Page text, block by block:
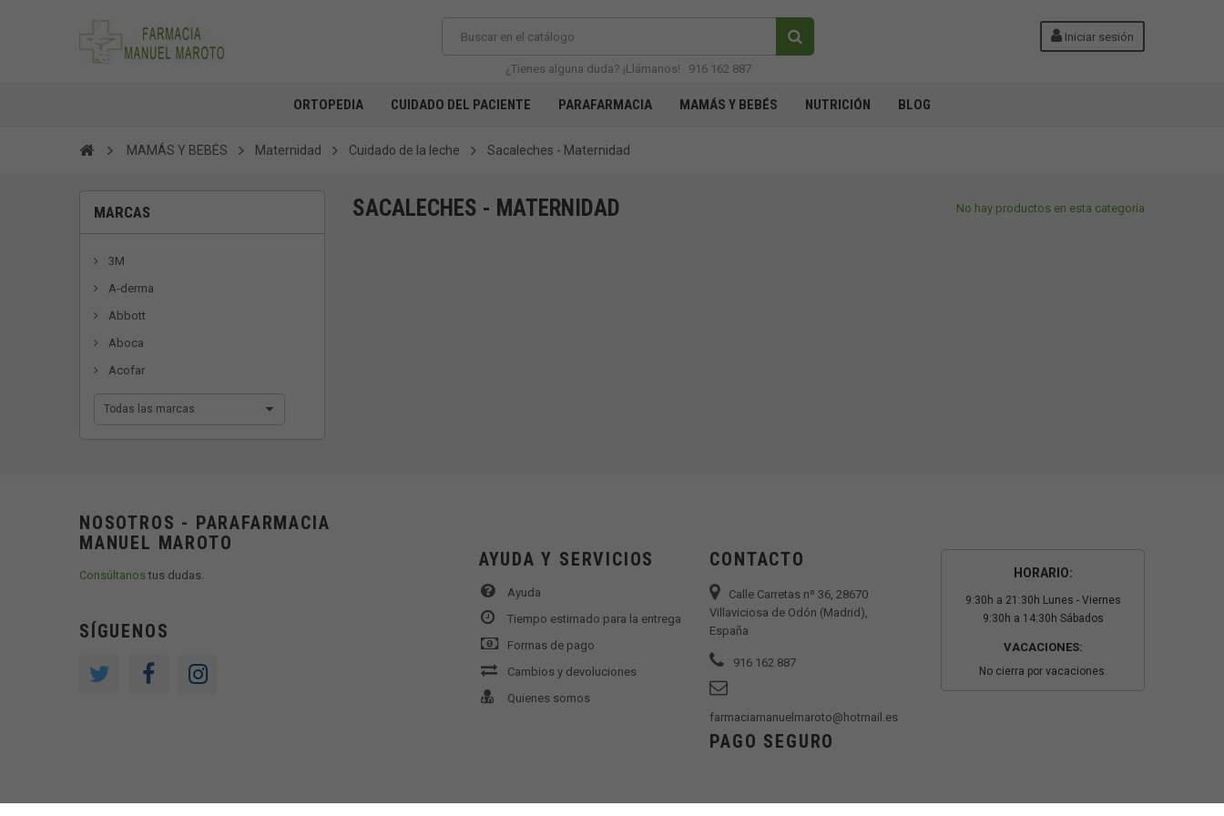
Iniciar sesión
¿Tienes alguna duda? ¡Llámanos! 916 162 887
ORTOPEDIA CUIDADO DEL PACIENTE PARAFARMACIA MAMÁS Y BEBÉS NUTRICIÓN BLOG
MAMÁS Y BEBÉS Maternidad Cuidado de la leche Sacaleches - Maternidad
MARCAS
3M
A-derma
Abbott
Aboca
Acofar
Todas las marcas
SACALECHES - MATERNIDAD No hay productos en esta categoría
NOSOTROS - PARAFARMACIA
MANUEL MAROTO
Consúltanostus dudas.
SÍGUENOS
AYUDA Y SERVICIOS
Ayuda
Tiempo estimado para la entrega
Formas de pago
Cambios y devoluciones
Quienes somos
CONTACTO
Calle Carretas nº 36, 28670
Villaviciosa de Odón (Madrid),
España
916 162 887
farmaciamanuelmaroto@hotmail.es
HORARIO:
9:30h a 21:30h Lunes - Viernes
9:30h a 14:30h Sábados
VACACIONES:
No cierra por vacaciones.
PAGO SEGURO